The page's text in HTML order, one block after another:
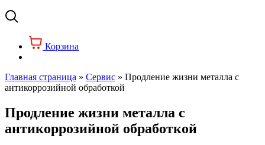
Корзина
Главная страница » Сервис » Продление жизни металла с
антикоррозийной обработкой
Продление жизни металла с
антикоррозийной обработкой